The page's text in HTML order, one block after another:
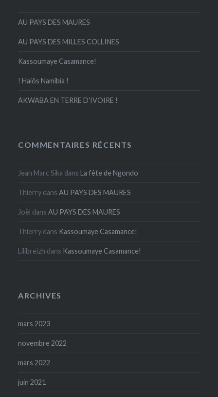
AU PAYS DES MAURES
AU PAYS DES MILLES COLLINES
Kassoumaye Casamance!
! Haiôs Namibia !
AKWABA EN TERRE D’IVOIRE !
COMMENTAIRES RÉCENTS
Jean Marc Sika dansLa fête de Ngondo
Thierry dansAU PAYS DES MAURES
Joël dansAU PAYS DES MAURES
Thierry dans Kassoumaye Casamance!
Lilibreizh dans Kassoumaye Casamance!
ARCHIVES
mars 2023
novembre 2022
mars 2022
juin 2021